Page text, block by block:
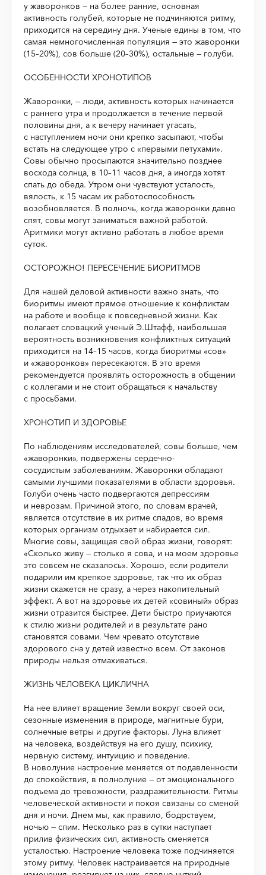
у жаворонков — на более ранние, основная
активность голубей, которые не подчиняются ритму,
приходится на середину дня. Ученые едины в том, что
самая немногочисленная популяция — это жаворонки
(15–20%), сов больше (20–30%), остальные — голуби.
ОСОБЕННОСТИ ХРОНОТИПОВ
Жаворонки, — люди, активность которых начинается
с раннего утра и продолжается в течение первой
половины дня, а к вечеру начинает угасать,
с наступлением ночи они крепко засыпают, чтобы
встать на следующее утро с «первыми петухами».
Совы обычно просыпаются значительно позднее
восхода солнца, в 10–11 часов дня, а иногда хотят
спать до обеда. Утром они чувствуют усталость,
вялость, к 15 часам их работоспособность
возобновляется. В полночь, когда жаворонки давно
спят, совы могут заниматься важной работой.
Аритмики могут активно работать в любое время
суток.
ОСТОРОЖНО! ПЕРЕСЕЧЕНИЕ БИОРИТМОВ
Для нашей деловой активности важно знать, что
биоритмы имеют прямое отношение к конфликтам
на работе и вообще к повседневной жизни. Как
полагает словацкий ученый Э.Штафф, наибольшая
вероятность возникновения конфликтных ситуаций
приходится на 14–15 часов, когда биоритмы «сов»
и «жаворонков» пересекаются. В это время
рекомендуется проявлять осторожность в общении
с коллегами и не стоит обращаться к начальству
с просьбами.
ХРОНОТИП И ЗДОРОВЬЕ
По наблюдениям исследователей, совы больше, чем
«жаворонки», подвержены сердечно-
сосудистым заболеваниям. Жаворонки обладают
самыми лучшими показателями в области здоровья.
Голуби очень часто подвергаются депрессиям
и неврозам. Причиной этого, по словам врачей,
является отсутствие в их ритме спадов, во время
которых организм отдыхает и набирается сил.
Многие совы, защищая свой образ жизни, говорят:
«Сколько живу — столько я сова, и на моем здоровье
это совсем не сказалось». Хорошо, если родители
подарили им крепкое здоровье, так что их образ
жизни скажется не сразу, а через накопительный
эффект. А вот на здоровье их детей «совиный» образ
жизни отразится быстрее. Дети быстро приучаются
к стилю жизни родителей и в результате рано
становятся совами. Чем чревато отсутствие
здорового сна у детей известно всем. От законов
природы нельзя отмахиваться.
ЖИЗНЬ ЧЕЛОВЕКА ЦИКЛИЧНА
На нее влияет вращение Земли вокруг своей оси,
сезонные изменения в природе, магнитные бури,
солнечные ветры и другие факторы. Луна влияет
на человека, воздействуя на его душу, психику,
нервную систему, интуицию и поведение.
В новолуние настроение меняется от подавленности
до спокойствия, в полнолуние — от эмоционального
подъема до тревожности, раздражительности. Ритмы
человеческой активности и покоя связаны со сменой
дня и ночи. Днем мы, как правило, бодрствуем,
ночью — спим. Несколько раз в сутки наступает
прилив физических сил, активность сменяется
усталостью. Настроение человека тоже подчиняется
этому ритму. Человек настраивается на природные